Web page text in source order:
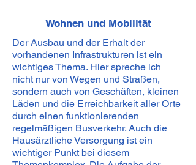
Wohnen und Mobilität
Der Ausbau und der Erhalt der
vorhandenen Infrastrukturen ist ein
wichtiges Thema. Hier spreche ich
nicht nur von Wegen und Straßen,
sondern auch von Geschäften, kleinen
Läden und die Erreichbarkeit aller Orte
durch einen funktionierenden
regelmäßigen Busverkehr. Auch die
Hausärztliche Versorgung ist ein
wichtiger Punkt bei diesem